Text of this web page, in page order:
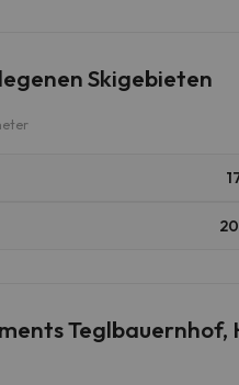
Skigebieten